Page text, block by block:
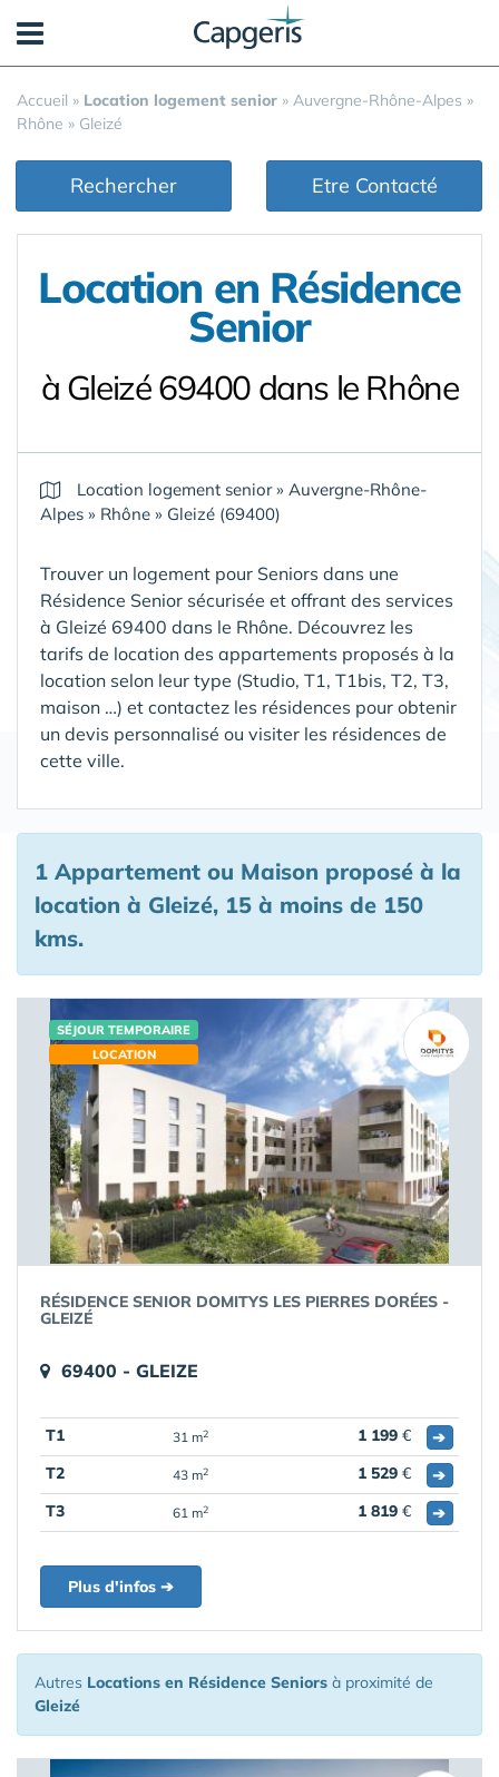
Accueil » Location logement senior » Auvergne-Rhône-Alpes »
Rhône » Gleizé
Rechercher Etre Contacté
Location en Résidence
Senior
à Gleizé 69400 dans le Rhône
Location logement senior» Auvergne-Rhône-
Alpes » Rhône » Gleizé (69400)
Trouver un logement pour Seniors dans une
Résidence Senior sécurisée et offrant des services
à Gleizé 69400 dans le Rhône. Découvrez les
tarifs de location des appartements proposés à la
location selon leur type (Studio, T1, T1bis, T2, T3,
maison …) et contactez les résidences pour obtenir
un devis personnalisé ou visiter les résidences de
cette ville.
1 Appartement ou Maison proposé à la
location à Gleizé, 15 à moins de 150
kms.
SÉJOUR TEMPORAIRE
LOCATION
RÉSIDENCE SENIOR DOMITYS LES PIERRES DORÉES -
GLEIZÉ
69400 - GLEIZE
T1 31 m2 1 199 €
➔
T2
43 m2 1 529 €
➔
T3
61 m2 1 819 € ➔
Plus d'infos ➔
Autres Locations en Résidence Seniors à proximité de
Gleizé